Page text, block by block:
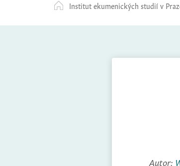
c
o
Institut ekumenických studií v
Autor: